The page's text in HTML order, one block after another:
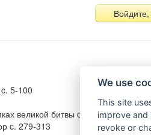
Войдите,
5-100
великой битвы c. 246-278
c. 279-313
We use
This site
improve
revoke or